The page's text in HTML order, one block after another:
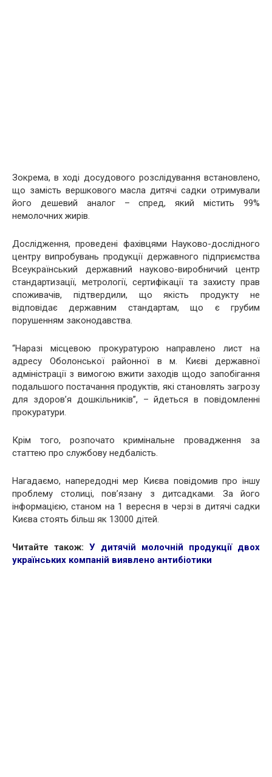
Зокрема, в ході досудового розслідування встановлено,
що замість вершкового масла дитячі садки отримували
його дешевий аналог – спред, який містить 99%
немолочних жирів.
Дослідження, проведені фахівцями Науково-дослідного
центру випробувань продукції державного підприємства
Всеукраїнський державний науково-виробничий центр
стандартизації, метрології, сертифікації та захисту прав
споживачів, підтвердили, що якість продукту не
відповідає державним стандартам, що є грубим
порушенням законодавства.
“Наразі місцевою прокуратурою направлено лист на
адресу Оболонської районної в м. Києві державної
адміністрації з вимогою вжити заходів щодо запобігання
подальшого постачання продуктів, які становлять загрозу
для здоров’я дошкільників”, – йдеться в повідомленні
прокуратури.
Крім того, розпочато кримінальне провадження за
статтею про службову недбалість.
Нагадаємо, напередодні мер Києва повідомив про іншу
проблему столиці, пов’язану з дитсадками. За його
інформацією, станом на 1 вересня в черзі в дитячі садки
Києва стоять більш як 13000 дітей.
Читайте також:У дитячій молочній продукції двох
українських компаній виявлено антибіотики